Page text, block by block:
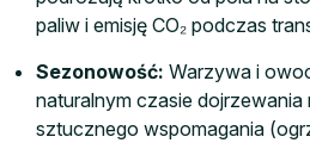
paliw i emisję CO₂ podczas
Sezonowość: Warzywa i
naturalnym czasie dojrzewania
sztucznego wspomagania